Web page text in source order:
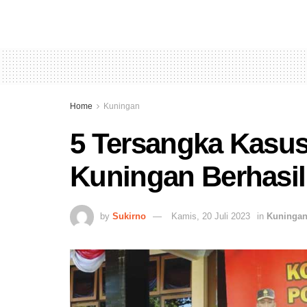
Home Kuningan
5 Tersangka
Kuningan
by Sukirno Kamis, 20 Juli 2023 in Kuningan